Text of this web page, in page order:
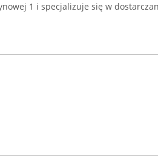
1 i specjalizuje się w